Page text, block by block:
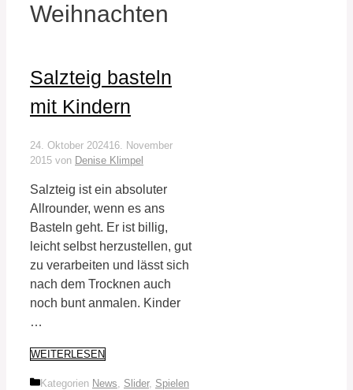
Weihnachten
Salzteig basteln
mit Kindern
24. Oktober 202416. November
2015 von Denise Klimpel
Salzteig ist ein absoluter
Allrounder, wenn es ans
Basteln geht. Er ist billig,
leicht selbst herzustellen, gut
zu verarbeiten und lässt sich
nach dem Trocknen auch
noch bunt anmalen. Kinder
…
WEITERLESEN
Kategorien News Slider, Spielen